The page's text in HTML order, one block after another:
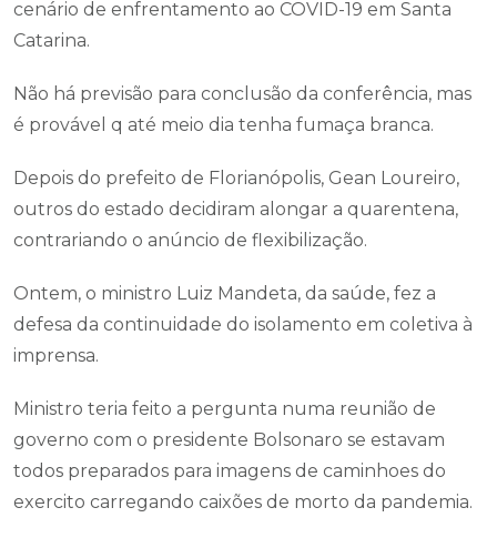
cenário de enfrentamento ao COVID-19 em Santa
Catarina.
Não há previsão para conclusão da conferência, mas
é provável q até meio dia tenha fumaça branca.
Depois do prefeito de Florianópolis, Gean Loureiro,
outros do estado decidiram alongar a quarentena,
contrariando o anúncio de flexibilização.
Ontem, o ministro Luiz Mandeta, da saúde, fez a
defesa da continuidade do isolamento em coletiva à
imprensa.
Ministro teria feito a pergunta numa reunião de
governo com o presidente Bolsonaro se estavam
todos preparados para imagens de caminhoes do
exercito carregando caixões de morto da pandemia.